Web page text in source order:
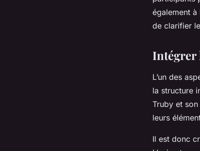
également à
de clarifier
Intégrer
L’un des
la structure
Truby et
leurs
Il est donc